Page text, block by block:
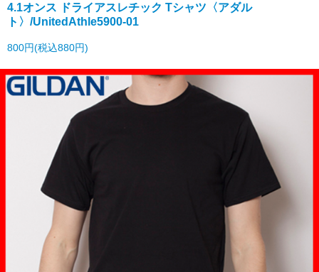
4.1オンス ドライアスレチック Tシャツ〈アダル
ト〉/UnitedAthle5900-01
800円(税込880円)